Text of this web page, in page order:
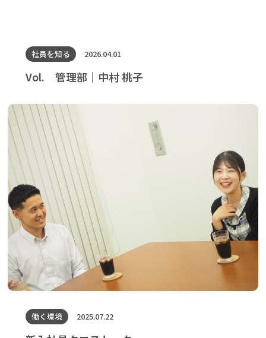
社員を知る 2026.04.01
Vol. 管理部｜中村 桃子
働く環境 2025.07.22